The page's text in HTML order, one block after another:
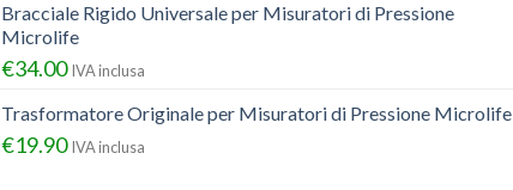
Bracciale Rigido Universale per Misuratori di Pressione
Microlife
€34.00 IVA inclusa
Trasformatore Originale per Misuratori di Pressione Microlife
€19.90 IVA inclusa